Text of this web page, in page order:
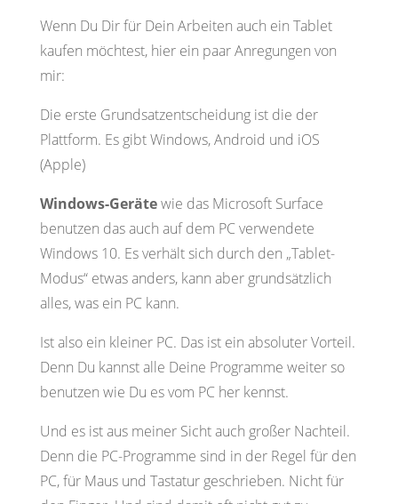
Wenn Du Dir für Dein Arbeiten auch ein Tablet
kaufen möchtest, hier ein paar Anregungen von
mir:
Die erste Grundsatzentscheidung ist die der
Plattform. Es gibt Windows, Android und iOS
(Apple)
Windows-Gerätewie das Microsoft Surface
benutzen das auch auf dem PC verwendete
Windows 10. Es verhält sich durch den „Tablet-
Modus“ etwas anders, kann aber grundsätzlich
alles, was ein PC kann.
Ist also ein kleiner PC. Das ist ein absoluter Vorteil.
Denn Du kannst alle Deine Programme weiter so
benutzen wie Du es vom PC her kennst.
Und es ist aus meiner Sicht auch großer Nachteil.
Denn die PC-Programme sind in der Regel für den
PC, für Maus und Tastatur geschrieben. Nicht für